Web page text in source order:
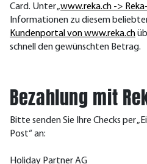
Card. Unter „www.reka.ch ->
Informationen zu diesem
Kundenportal von www.reka.ch
schnell den gewünschten Betrag.
Bezahlung mit
Bitte senden Sie Ihre Checks per
Post“ an:
Holiday Partner AG